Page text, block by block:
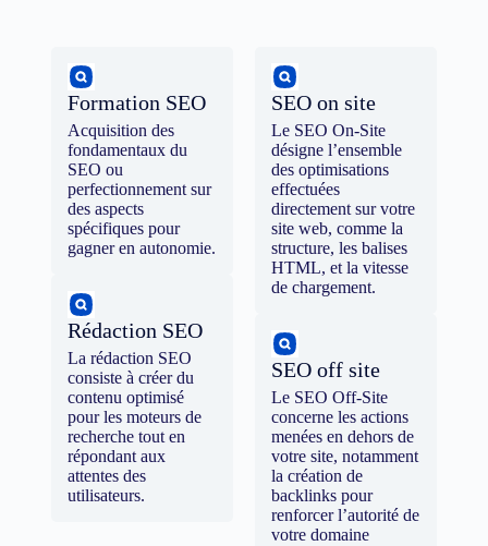
Formation SEO
Acquisition des
fondamentaux du
SEO ou
perfectionnement sur
des aspects
spécifiques pour
gagner en autonomie.
Rédaction SEO
La rédaction SEO
consiste à créer du
contenu optimisé
pour les moteurs de
recherche tout en
répondant aux
attentes des
utilisateurs.
SEO on site
Le SEO On-Site
désigne l’ensemble
des optimisations
effectuées
directement sur votre
site web, comme la
structure, les balises
HTML, et la vitesse
de chargement.
SEO off site
Le SEO Off-Site
concerne les actions
menées en dehors de
votre site, notamment
la création de
backlinks pour
renforcer l’autorité de
votre domaine